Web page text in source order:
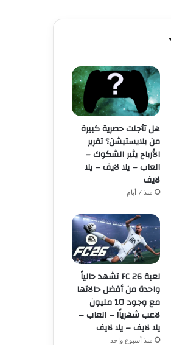
هل تأجلت حصرية كبيرة
من بلايستيشن؟ تقرير
الأرباح يثير الشكوك –
العاب – يلا لايف – يلا
لايف
منذ 7 أيام
لعبة FC 26 تشهد حالياً
واحدة من أفضل حالاتها
مع وجود 10 مليون
لاعب شهرياً! – العاب –
يلا لايف – يلا لايف
منذ أسبوع واحد